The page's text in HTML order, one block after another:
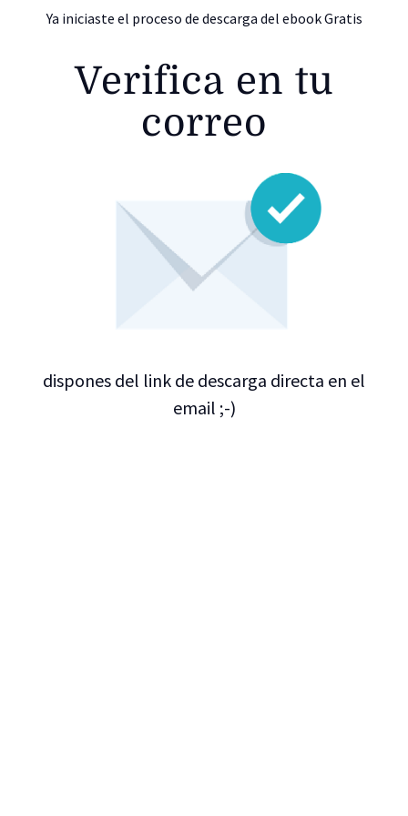
Ya iniciaste el proceso de descarga del ebook Gratis
Verifica en tu
correo
dispones del link de descarga directa en el
email ;-)